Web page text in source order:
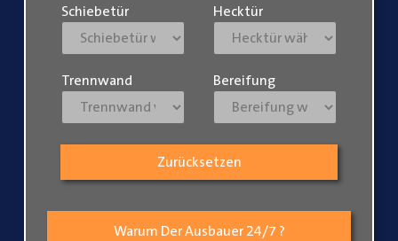
Warum Der Ausbauer 24/7 ?
Schiebetür Hecktür
Trennwand Bereifung
Zurücksetzen